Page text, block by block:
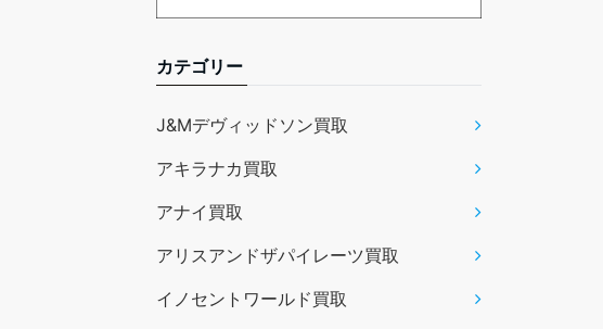
カテゴリー
J&Mデヴィッドソン買取
アキラナカ買取
アナイ買取
アリスアンドザパイレーツ買取
イノセントワールド買取